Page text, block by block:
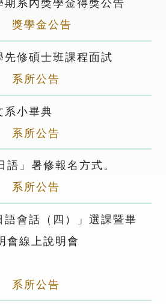
系內獎學金得獎公告
獎學金公告
修碩士班課程面試
系所公告
系小畢典
系所公告
語」暑修報名方式。
系所公告
會話（四）」選課暨畢
會線上說明會
系所公告